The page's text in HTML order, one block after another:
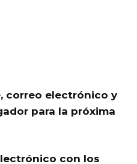
correo electrónico y
para la próxima
con los